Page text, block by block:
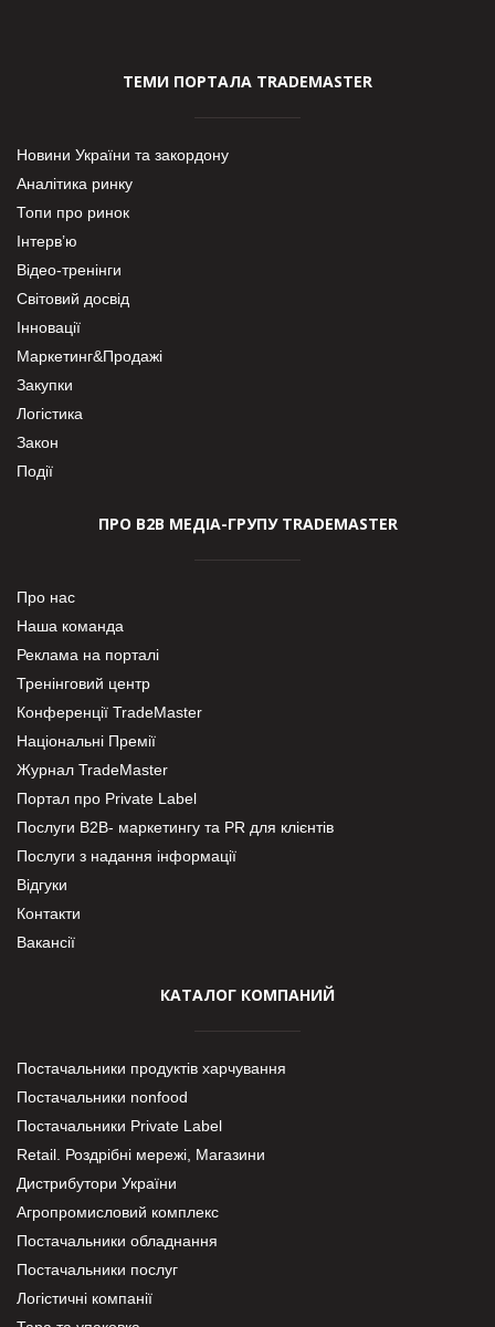
ТЕМИ ПОРТАЛА TRADEMASTER
Новини України та закордону
Аналітика ринку
Топи про ринок
Інтерв’ю
Відео-тренінги
Світовий досвід
Інновації
Маркетинг&Продажі
Закупки
Логістика
Закон
Події
ПРО В2В МЕДІА-ГРУПУ TRADEMASTER
Про нас
Наша команда
Реклама на порталі
Тренінговий центр
Конференції TradeMaster
Національні Премії
Журнал TradeMaster
Портал про Private Label
Послуги В2В- маркетингу та PR для клієнтів
Послуги з надання інформації
Відгуки
Контакти
Вакансії
КАТАЛОГ КОМПАНИЙ
Постачальники продуктів харчування
Постачальники nonfood
Постачальники Private Label
Retail. Роздрібні мережі, Магазини
Дистрибутори України
Агропромисловий комплекс
Постачальники обладнання
Постачальники послуг
Логістичні компанії